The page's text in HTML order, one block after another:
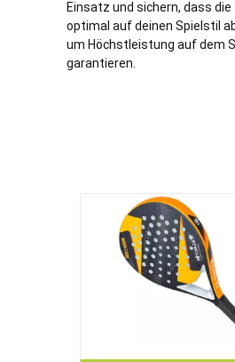
Einsatz und sichern, dass die
optimal auf deinen Spielstil
um Höchstleistung auf dem
garantieren.